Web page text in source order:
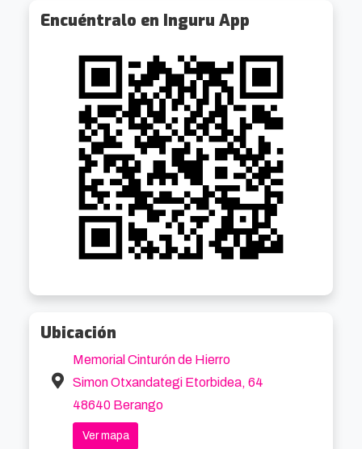
Encuéntralo en Inguru App
Ubicación
Memorial Cinturón de Hierro
Simon Otxandategi Etorbidea, 64
48640 Berango
Ver mapa